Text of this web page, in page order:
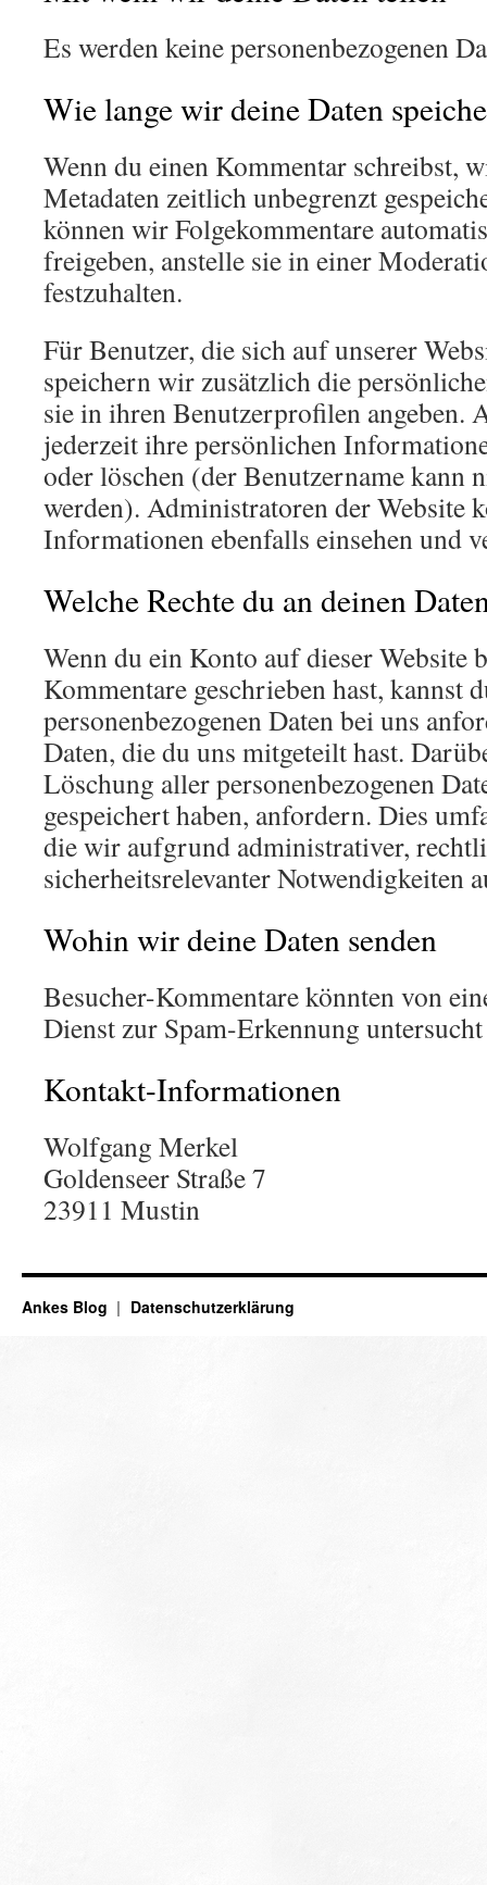
Es werden keine personenbezogenen
Wie lange wir deine Daten
Wenn du einen Kommentar schreibst,
Metadaten zeitlich unbegrenzt
können wir Folgekommentare
freigeben, anstelle sie in einer
festzuhalten.
Für Benutzer, die sich auf unserer
speichern wir zusätzlich die
sie in ihren Benutzerprofilen angeben.
jederzeit ihre persönlichen
oder löschen (der Benutzername kann
werden). Administratoren der Website
Informationen ebenfalls einsehen und
Welche Rechte du an deinen
Wenn du ein Konto auf dieser Website
Kommentare geschrieben hast, kannst
personenbezogenen Daten bei uns
Daten, die du uns mitgeteilt hast.
Löschung aller personenbezogenen
gespeichert haben, anfordern. Dies
die wir aufgrund administrativer,
sicherheitsrelevanter Notwendigkeiten
Wohin wir deine Daten senden
Besucher-Kommentare könnten von
Dienst zur Spam-Erkennung
Kontakt-Informationen
Wolfgang Merkel
Goldenseer Straße 7
23911 Mustin
Ankes Blog Datenschutzerklärung